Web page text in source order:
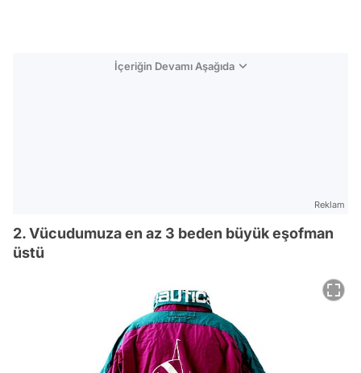
İçeriğin Devamı Aşağıda
Reklam
2. Vücudumuza en az 3 beden büyük eşofman
üstü